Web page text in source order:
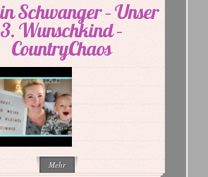
Schwanger – Unser
3. Wunschkind –
CountryChaos
Mehr